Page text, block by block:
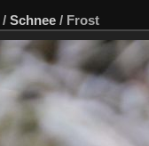
/ Schnee / Frost